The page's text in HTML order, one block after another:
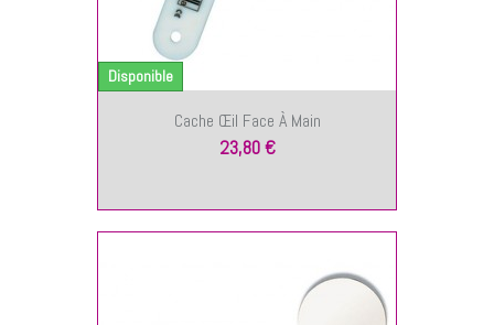
Cache Œil Face À Main
23,80 €
Disponible